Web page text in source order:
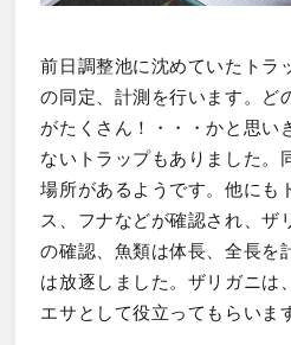
前日調整池に沈めていたトラ
の同定、計測を行います。ど
がたくさん！・・・かと思い
ないトラップもありました。
場所があるようです。他にも
ス、フナなどが確認され、ザ
の確認、魚類は体長、全長を
は放逐しました。ザリガニは
エサとして役立ってもらいま